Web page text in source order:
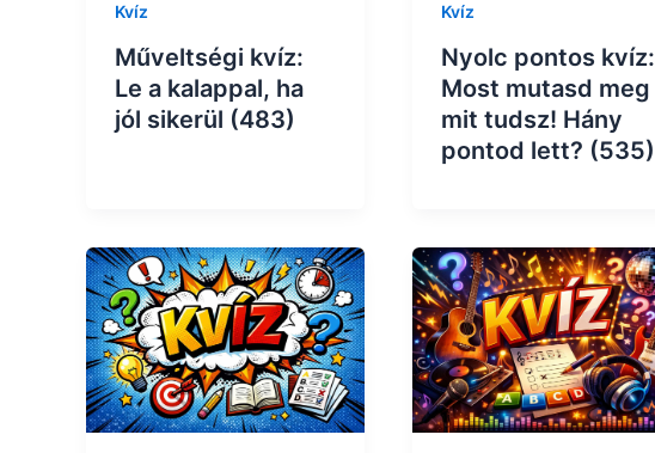
Kvíz
Műveltségi kvíz:
Le a kalappal, ha
jól sikerül (483)
Kvíz
Nyolc pontos kvíz:
Most mutasd meg
mit tudsz! Hány
pontod lett? (535)